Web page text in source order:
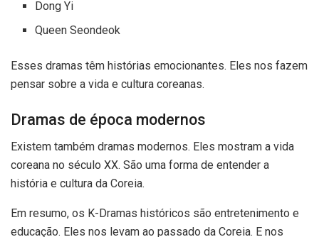
Dong Yi
Queen Seondeok
Esses dramas têm histórias emocionantes. Eles nos fazem
pensar sobre a vida e cultura coreanas.
Dramas de época modernos
Existem também dramas modernos. Eles mostram a vida
coreana no século XX. São uma forma de entender a
história e cultura da Coreia.
Em resumo, os K-Dramas históricos são entretenimento e
educação. Eles nos levam ao passado da Coreia. E nos